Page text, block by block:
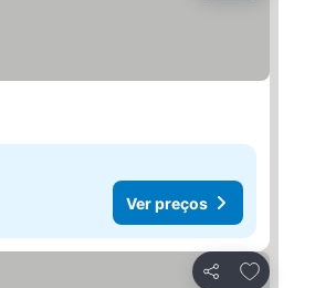
Ver preços
Partilhar